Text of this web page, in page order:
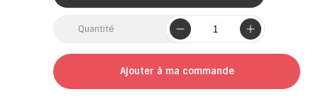
Quantité
Ajouter à ma commande